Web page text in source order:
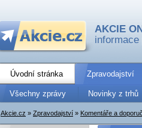
AKCIE
Úvodní stránka Zpravodajství
Všechny zprávy Novinky z trhů
Akcie.cz » Zpravodajství » Komentáře a